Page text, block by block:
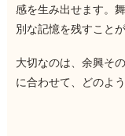
感を生み出せます。
別な記憶を残すことが
大切なのは、余興そ
に合わせて、どのよ